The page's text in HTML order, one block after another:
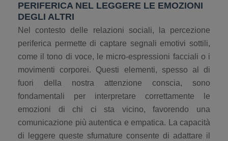
PERIFERICA NEL LEGGERE LE EMOZIONI
DEGLI ALTRI
Nel contesto delle relazioni sociali, la percezione
periferica permette di captare segnali emotivi sottili,
come il tono di voce, le micro-espressioni facciali o i
movimenti corporei. Questi elementi, spesso al di
fuori della nostra attenzione conscia, sono
fondamentali per interpretare correttamente le
emozioni di chi ci sta vicino, favorendo una
comunicazione più autentica e empatica. La capacità
di leggere queste sfumature consente di adattare il